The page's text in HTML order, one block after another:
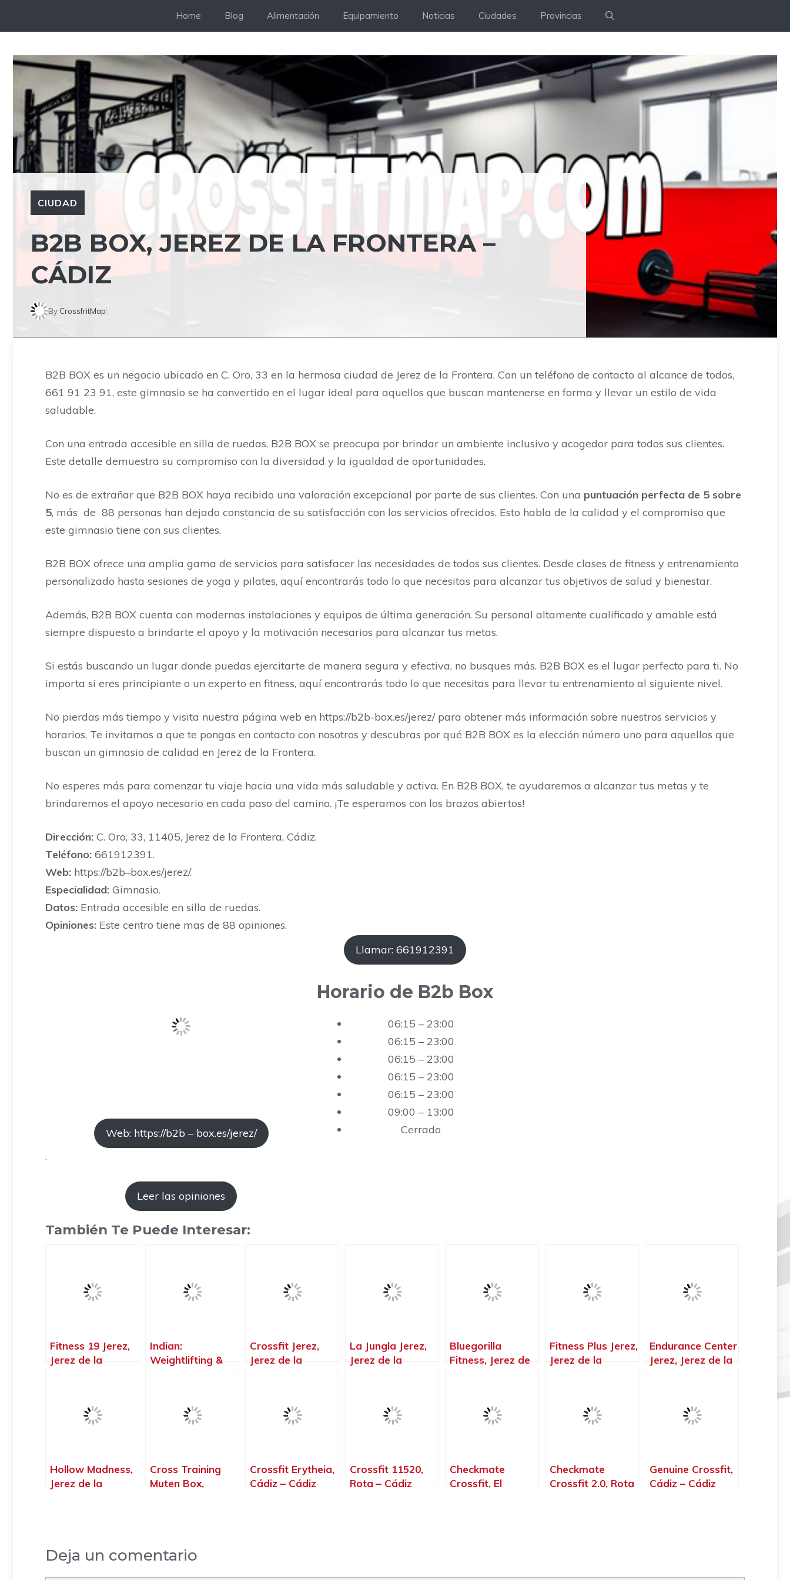
Home Blog Alimentación Equipamiento Noticias Ciudades Provincias
CIUDAD
B2B BOX, JEREZ DE LA FRONTERA –
CÁDIZ
By CrossfritMap
B2B BOX es un negocio ubicado en C. Oro, 33 en la hermosa ciudad de Jerez de la Frontera. Con un teléfono de contacto al alcance de todos,
661 91 23 91, este gimnasio se ha convertido en el lugar ideal para aquellos que buscan mantenerse en forma y llevar un estilo de vida
saludable.
Con una entrada accesible en silla de ruedas, B2B BOX se preocupa por brindar un ambiente inclusivo y acogedor para todos sus clientes.
Este detalle demuestra su compromiso con la diversidad y la igualdad de oportunidades.
No es de extrañar que B2B BOX haya recibido una valoración excepcional por parte de sus clientes. Con una puntuación perfecta de 5 sobre
5, más de 88 personas han dejado constancia de su satisfacción con los servicios ofrecidos. Esto habla de la calidad y el compromiso que
este gimnasio tiene con sus clientes.
B2B BOX ofrece una amplia gama de servicios para satisfacer las necesidades de todos sus clientes. Desde clases de fitness y entrenamiento
personalizado hasta sesiones de yoga y pilates, aquí encontrarás todo lo que necesitas para alcanzar tus objetivos de salud y bienestar.
Además, B2B BOX cuenta con modernas instalaciones y equipos de última generación. Su personal altamente cualificado y amable está
siempre dispuesto a brindarte el apoyo y la motivación necesarios para alcanzar tus metas.
Si estás buscando un lugar donde puedas ejercitarte de manera segura y efectiva, no busques más. B2B BOX es el lugar perfecto para ti. No
importa si eres principiante o un experto en fitness, aquí encontrarás todo lo que necesitas para llevar tu entrenamiento al siguiente nivel.
No pierdas más tiempo y visita nuestra página web en https://b2b-box.es/jerez/ para obtener más información sobre nuestros servicios y
horarios. Te invitamos a que te pongas en contacto con nosotros y descubras por qué B2B BOX es la elección número uno para aquellos que
buscan un gimnasio de calidad en Jerez de la Frontera.
No esperes más para comenzar tu viaje hacia una vida más saludable y activa. En B2B BOX, te ayudaremos a alcanzar tus metas y te
brindaremos el apoyo necesario en cada paso del camino. ¡Te esperamos con los brazos abiertos!
Dirección: C. Oro, 33, 11405, Jerez de la Frontera, Cádiz.
Teléfono: 661912391.
Web: https://b2b–box.es/jerez/.
Especialidad: Gimnasio.
Datos: Entrada accesible en silla de ruedas.
Opiniones: Este centro tiene mas de 88 opiniones.
Web: https://b2b – box.es/jerez/
.
Leer las opiniones
Llamar: 661912391
Horario de B2b Box
06:15 – 23:00
06:15 – 23:00
06:15 – 23:00
06:15 – 23:00
06:15 – 23:00
09:00 – 13:00
Cerrado
También Te Puede Interesar:
Fitness 19 Jerez,
Jerez de la
Indian:
Weightlifting &
Crossfit Jerez,
Jerez de la
La Jungla Jerez,
Jerez de la
Bluegorilla
Fitness, Jerez de
Fitness Plus Jerez,
Jerez de la
Endurance Center
Jerez, Jerez de la
Hollow Madness,
Jerez de la
Cross Training
Muten Box,
Crossfit Erytheia,
Cádiz – Cádiz
Crossfit 11520,
Rota – Cádiz
Checkmate
Crossfit, El
Checkmate
Crossfit 2.0, Rota
Genuine Crossfit,
Cádiz – Cádiz
Deja un comentario